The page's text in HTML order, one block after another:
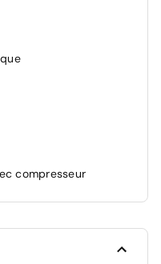
de voie
compresseur